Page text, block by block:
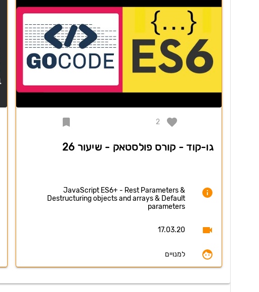
2
גו-קוד - קורס פולסטאק - שיעור 26
JavaScript ES6+ - Rest Parameters &
Destructuring objects and arrays & Default
parameters
17.03.20
למנויים